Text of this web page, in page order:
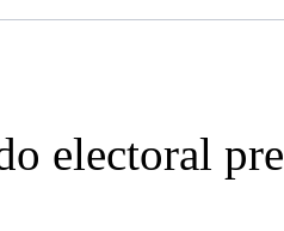
electoral